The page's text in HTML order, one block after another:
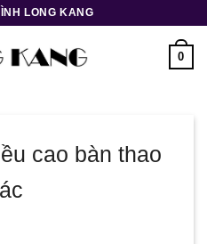
LONG KANG
0
cao bàn thao